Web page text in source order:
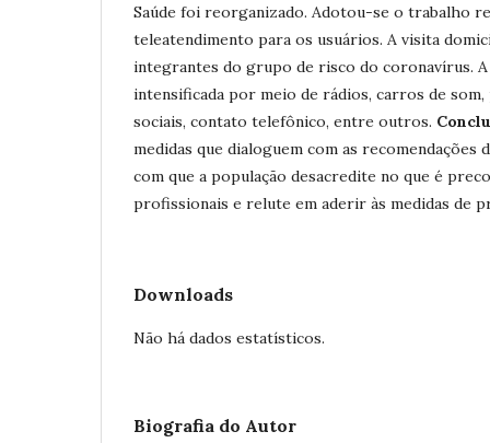
Saúde foi reorganizado. Adotou-se o trabalho
teleatendimento para os usuários. A visita
integrantes do grupo de risco do coronavírus. A
intensificada por meio de rádios, carros de
sociais, contato telefônico, entre outros.
medidas que dialoguem com as recomendações
com que a população desacredite no que é
profissionais e relute em aderir às medidas de
Downloads
Não há dados estatísticos.
Biografia do Autor